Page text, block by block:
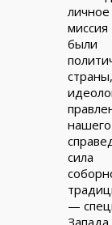
были
сила
—